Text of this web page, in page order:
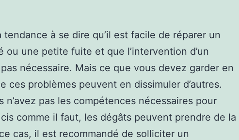
tendance à se dire qu’il est facile de réparer un
ou une petite fuite et que l’intervention d’un
nécessaire. Mais ce que vous devez garder en
ces problèmes peuvent en dissimuler d’autres.
n’avez pas les compétences nécessaires pour
comme il faut, les dégâts peuvent prendre de la
cas, il est recommandé de solliciter un